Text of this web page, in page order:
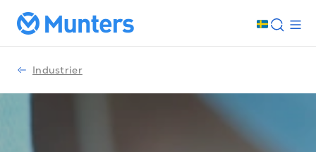
Industrier